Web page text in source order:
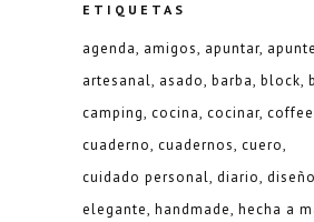
ETIQUETAS
agenda amigos apuntar
artesanal asado barba block
camping cocina cocinar coffee
cuaderno cuadernos cuero
cuidado personal diario diseño
elegante handmade hecha a